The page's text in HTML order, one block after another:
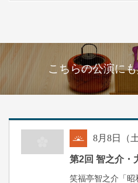
こちらの公演に
8月8日（
第2回 智之介・
笑福亭智之介「昭